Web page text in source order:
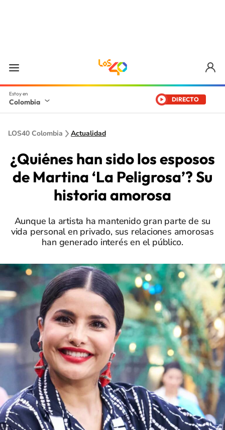
Colombia DIRECTO
LOS40 Colombia Actualidad
¿Quiénes han sido los esposos
de Martina ‘La Peligrosa’? Su
historia amorosa
Aunque la artista ha mantenido gran parte de su
vida personal en privado, sus relaciones amorosas
han generado interés en el público.